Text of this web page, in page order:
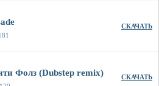
СКАЧАТЬ
Фолз (Dubstep remix) СКАЧАТЬ